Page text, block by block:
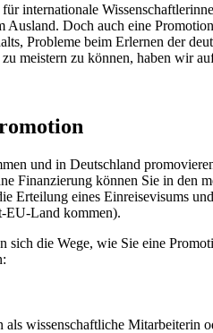
internationale
Ausland. Doch auch eine
Probleme beim Erlernen der
meistern zu können, haben wir
und in Deutschland
Finanzierung können Sie in den
Erteilung eines Einreisevisums
EU-Land kommen).
sich die Wege, wie Sie eine
als wissenschaftliche Mitarbeiterin